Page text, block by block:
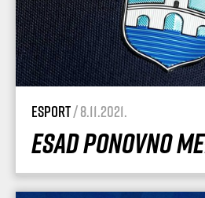
esport/ 8.11.2021.
Esad ponovno